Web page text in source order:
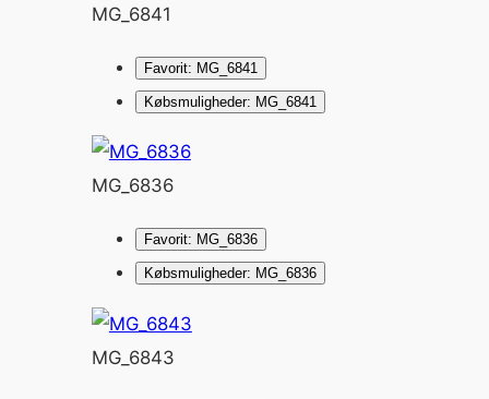
MG_6841
Favorit: MG_6841
Købsmuligheder: MG_6841
MG_6836
Favorit: MG_6836
Købsmuligheder: MG_6836
MG_6843